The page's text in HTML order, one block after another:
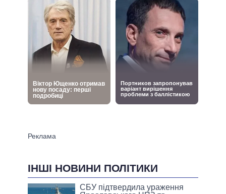
ІНШІ НОВИНИ ПОЛІТИКИ
СБУ підтвердила ураження